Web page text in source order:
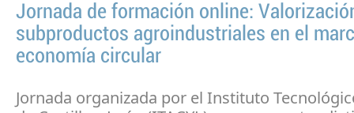
Jornada de formación online:
subproductos agroindustriales en el
economía circular
Jornada organizada por el Instituto